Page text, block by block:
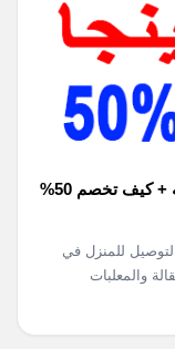
تطبيق نينجا كيفية التحميل وأفضل منتجاته + كيف تخصم 50%
للمنزل في
والمعلبات